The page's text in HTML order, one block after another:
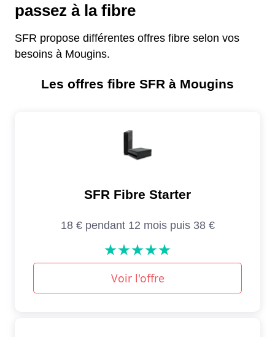
passez à la fibre
SFR propose différentes offres fibre selon vos
besoins à Mougins.